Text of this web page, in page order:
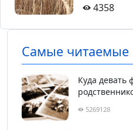
4358
Самые читаемые
Куда девать
5269128